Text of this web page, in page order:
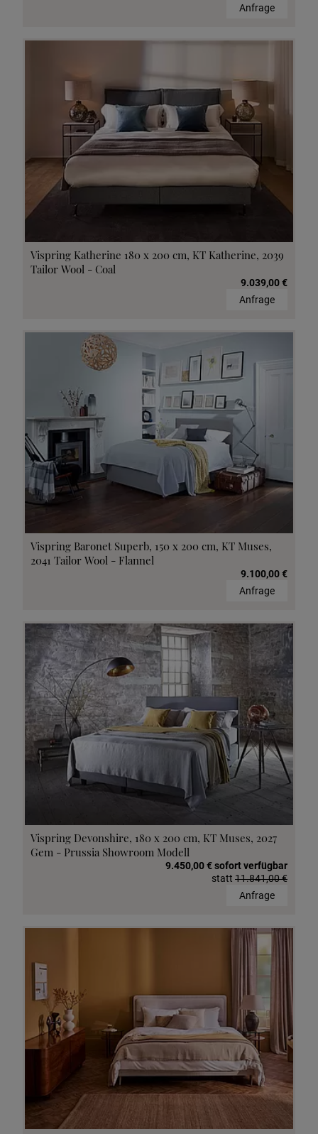
Anfrage
Vispring Katherine 180 x 200 cm, KT Katherine, 2039
Tailor Wool - Coal
9.039,00 €
Anfrage
Vispring Baronet Superb, 150 x 200 cm, KT Muses,
2041 Tailor Wool - Flannel
9.100,00 €
Anfrage
Vispring Devonshire, 180 x 200 cm, KT Muses, 2027
Gem - Prussia Showroom Modell
9.450,00 € sofort verfügbar
statt 11.841,00 €
Anfrage